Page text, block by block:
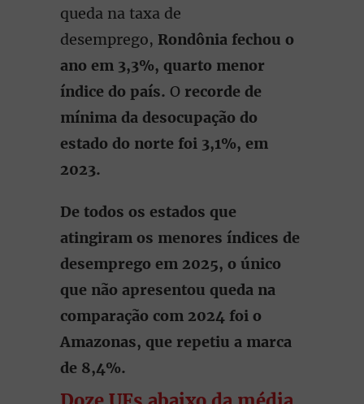
queda na taxa de
desemprego, Rondônia fechou o
ano em 3,3%, quarto menor
índice do país. O recorde de
mínima da desocupação do
estado do norte foi 3,1%, em
2023.
De todos os estados que
atingiram os menores índices de
desemprego em 2025, o único
que não apresentou queda na
comparação com 2024 foi o
Amazonas, que repetiu a marca
de 8,4%.